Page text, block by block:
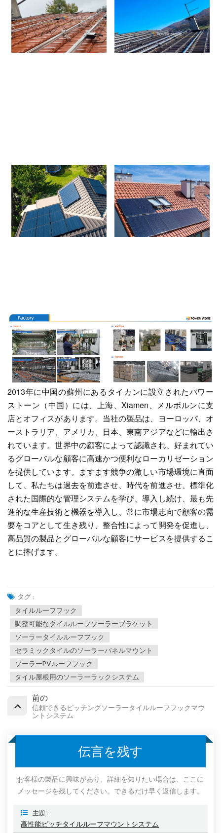
2013年に中国の蘇州にあるタイカンに設立されたパワー
ストーン（中国）には、上海、Xiamen、メルボルンに支
店とオフィスがあります。当社の製品は、ヨーロッパ、オ
ーストラリア、アメリカ、日本、東南アジアなどに輸出さ
れています。世界中の顧客によって認識され、好まれてい
るグローバルな顧客に高速かつ便利なローカリゼーション
を提供しています。ますます競争の激しい市場環境に直面
して、私たちは過去を前進させ、時代を前進させ、標準化
された国際的な管理システムを学び、導入し続け、最も先
進的な生産技術と機器を導入し、常に市場志向で顧客の需
要をコアとして生き残り、整合性によって開発を促進し、
高品質の製品とグローバルな顧客にサービスを提供するこ
とに捧げます。
タグ :
タイルルーフフック
調整可能なタイルルーフソーラーブラケット
ソーラータイルルーフフック
セラミックタイルのソーラーパネルマウント
ソーラーPVルーフフック
タイル屋根用のソーラーラックシステム
前の
信頼できるピッチングソーラータイルルーフフックマウ
ントシステム
伝言を残す
お客様の製品に興味があり、詳細を知りたい場合は、ここに
メッセージを残してください。できるだけ早く返信します。
主題 :
高性能ピッチタイルルーフマウントシステム